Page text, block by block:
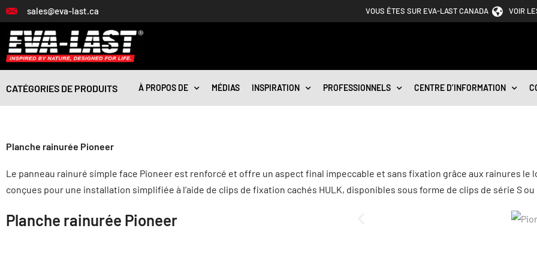
Aller
au
contenu
sales@eva-last.ca VOUS ÊTES SUR EVA-LAST CANADA VOIR
CATÉGORIES DE PRODUITS À PROPOS DE MÉDIAS INSPIRATION PROFESSIONNELS CENTRE D’INFORMATION
Planche rainurée Pioneer
Le panneau rainuré simple face Pioneer est renforcé et offre un aspect final impeccable et sans fixation grâce aux rainures le
conçues pour une installation simplifiée à l’aide de clips de fixation cachés HULK, disponibles sous forme de clips de série S ou
Planche rainurée Pioneer